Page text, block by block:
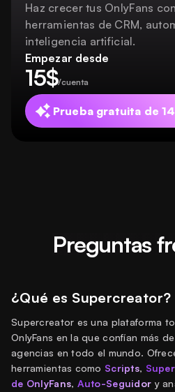
Haz crecer tus OnlyFans
herramientas de CRM,
inteligencia artificial.
Empezar desde
15$/cuenta
Prueba gratuita de
Preguntas
¿Qué es Supercreator?
Supercreator es una plataforma
OnlyFans en la que confían más
agencias en todo el mundo.
herramientas como Scripts,
de OnlyFans, Auto-Seguidor y